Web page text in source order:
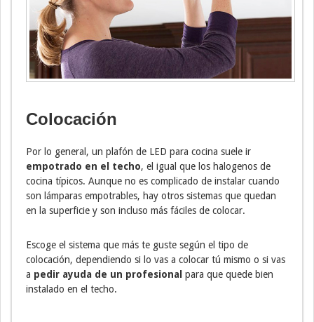
Colocación
Por lo general, un plafón de LED para cocina suele ir
empotrado en el techo, el igual que los halogenos de
cocina típicos. Aunque no es complicado de instalar cuando
son lámparas empotrables, hay otros sistemas que quedan
en la superficie y son incluso más fáciles de colocar.
Escoge el sistema que más te guste según el tipo de
colocación, dependiendo si lo vas a colocar tú mismo o si vas
a pedir ayuda de un profesional para que quede bien
instalado en el techo.